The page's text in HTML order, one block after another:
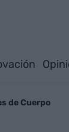
de Cuerpo